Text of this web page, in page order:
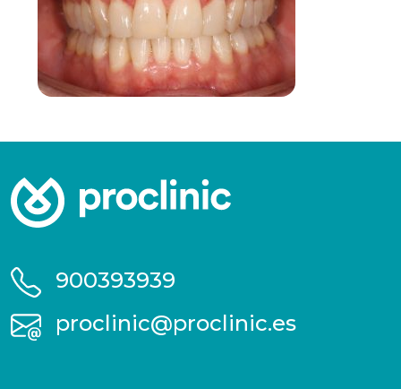
900393939
proclinic@proclinic.es